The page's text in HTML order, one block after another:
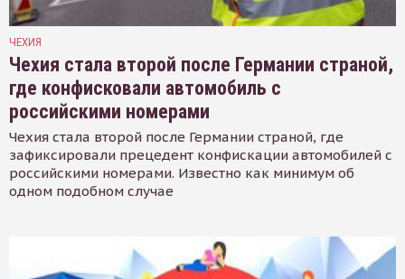
ЧЕХИЯ
Чехия стала второй после Германии страной,
где конфисковали автомобиль с
российскими номерами
Чехия стала второй после Германии страной, где
зафиксировали прецедент конфискации автомобилей с
российскими номерами. Известно как минимум об
одном подобном случае